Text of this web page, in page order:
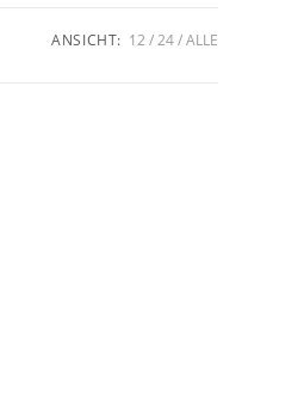
ANSICHT: 12 24 ALLE